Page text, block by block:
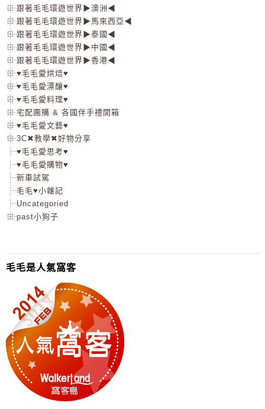
跟著毛毛環遊世界▶澳洲◀
跟著毛毛環遊世界▶馬來西亞◀
跟著毛毛環遊世界▶泰國◀
跟著毛毛環遊世界▶中國◀
跟著毛毛環遊世界▶香港◀
♥毛毛愛烘焙♥
♥毛毛愛漂釀♥
♥毛毛愛料理♥
宅配團購 & 各國伴手禮開箱
♥毛毛愛文藝♥
3C✖教學✖好物分享
♥毛毛愛思考♥
♥毛毛愛購物♥
新車試駕
毛毛♥小雜記
Uncategoried
past小狗子
毛毛是人氣窩客